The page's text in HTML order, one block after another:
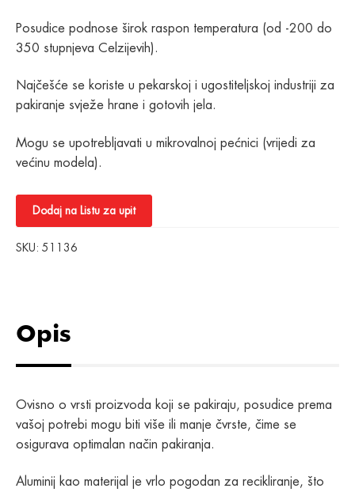
Posudice podnose širok raspon temperatura (od -200 do
350 stupnjeva Celzijevih).
Najčešće se koriste u pekarskoj i ugostiteljskoj industriji za
pakiranje svježe hrane i gotovih jela.
Mogu se upotrebljavati u mikrovalnoj pećnici (vrijedi za
većinu modela).
Dodaj na Listu za upit
SKU: 51136
Opis
Ovisno o vrsti proizvoda koji se pakiraju, posudice prema
vašoj potrebi mogu biti više ili manje čvrste, čime se
osigurava optimalan način pakiranja.
Aluminij kao materijal je vrlo pogodan za recikliranje, što